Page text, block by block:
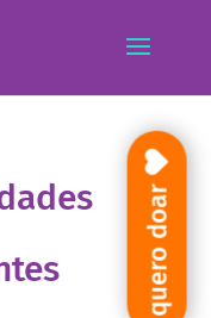
quero doar